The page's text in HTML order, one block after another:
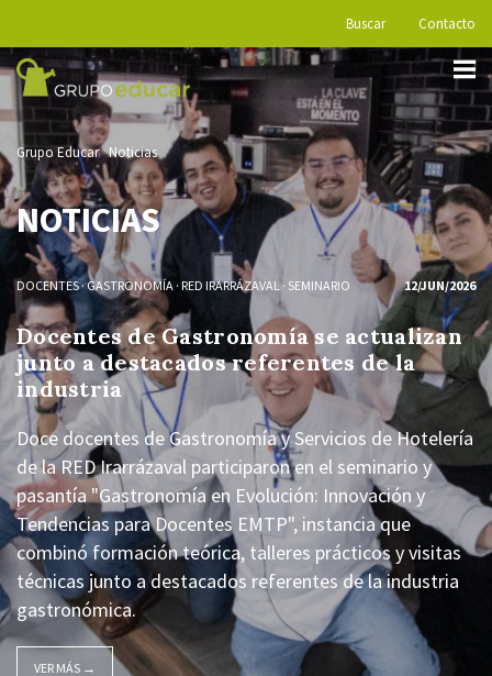
Buscar Contacto
Grupo Educar Noticias
NOTICIAS
DOCENTES·GASTRONOMÍA · RED IRARRÁZAVAL· SEMINARIO 12/JUN/2026
Docentes de Gastronomía se actualizan
junto a destacados referentes de la
industria
Doce docentes de Gastronomía y Servicios de Hotelería
de la RED Irarrázaval participaron en el seminario y
pasantía "Gastronomía en Evolución: Innovación y
Tendencias para Docentes EMTP", instancia que
combinó formación teórica, talleres prácticos y visitas
técnicas junto a destacados referentes de la industria
gastronómica.
VER MÁS →